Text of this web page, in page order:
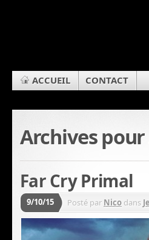
ACCUEIL CONTACT
Archives pour
Far Cry Primal
9/10/15 Posté par Nico dans